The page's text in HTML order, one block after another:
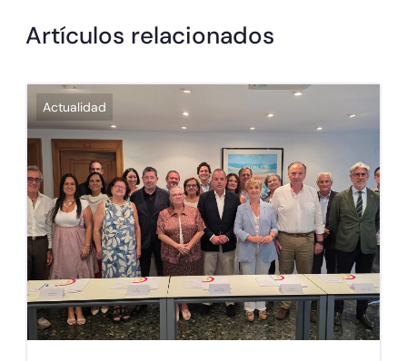
Artículos relacionados
Actualidad